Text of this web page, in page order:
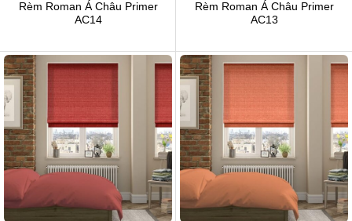
Rèm Roman Á Châu Primer
AC14
Rèm Roman Á Châu Primer
AC13